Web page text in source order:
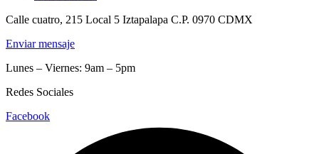
Calle cuatro, 215 Local 5 Iztapalapa C.P. 0970 CDMX
Enviar mensaje
Lunes – Viernes: 9am – 5pm
Redes Sociales
Facebook